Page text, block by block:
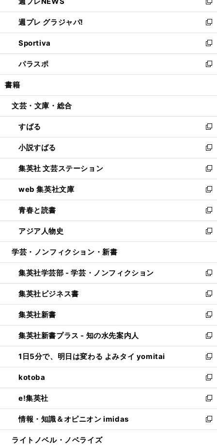
開
く
ド
ウ
で
開
く
い
ウ
ィ
ン
ド
ウ
で
開
新
し
い
ウ
ィ
ン
ド
ウ
開
週プレ グラジャパ!
新
し
い
ウ
ィ
ン
ウ
開
く
Sportiva
新
し
い
ウ
ン
ウ
で
開
く
パラスポ
新
し
ウ
ン
ド
ウ
で
開
く
書籍
文芸・文庫・総合
すばる
新
し
い
ウ
ィ
ン
ド
ウ
で
開
く
小説すばる
新
し
い
ウ
ィ
ン
ド
ウ
で
開
集英社 文芸ステーション
新
し
い
ウ
ィ
ン
ド
ウ
開
く
web 集英社文庫
新
し
い
ウ
ィ
ン
ウ
で
開
く
青春と読書
新
し
い
ウ
ン
ド
ウ
で
開
く
アジア人物史
新
し
ウ
ィ
ン
ド
ウ
で
開
く
学芸・ノンフィクション・新書
集英社学芸部 - 学芸・ノンフィクション
新
し
い
ウ
ィ
ン
ド
ウ
で
開
く
集英社ビジネス書
新
し
い
ウ
ィ
ン
ド
ウ
で
開
く
集英社新書
新
し
い
ウ
ィ
ン
ド
ウ
で
開
く
集英社新書プラス - 知の水先案内人
新
し
い
ウ
ィ
ン
ド
ウ
で
開
1日5分で、明日は変わる よみタイ yomitai
新
し
い
ウ
ィ
ン
ド
ウ
kotoba
新
し
い
ウ
ィ
ン
e!集英社
新
し
い
ウ
情報・知識＆オピニオン imidas
新
し
ライトノベル・ノベライズ